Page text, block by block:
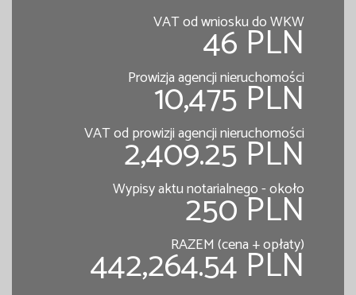
VAT od wniosku do WKW
46 PLN
Prowizja agencji nieruchomości
10,475 PLN
VAT od prowizji agencji nieruchomości
2,409.25 PLN
Wypisy aktu notarialnego - około
250 PLN
RAZEM (cena + opłaty)
442,264.54 PLN